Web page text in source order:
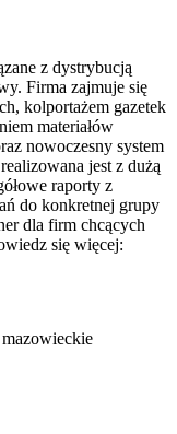
z dystrybucją
Firma zajmuje się
kolportażem gazetek
materiałów
nowoczesny system
jest z dużą
raporty z
do konkretnej grupy
dla firm chcących
się więcej:
mazowieckie